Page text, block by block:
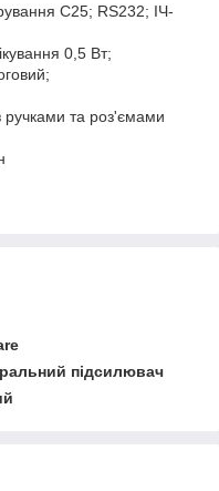
C25; RS232; ІЧ-
0,5 Вт;
та роз'ємами
підсилювач